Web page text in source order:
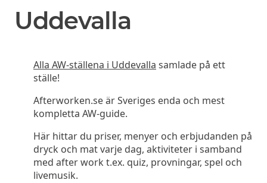
Uddevalla
Alla AW-ställena i Uddevalla samlade på ett
ställe!
Afterworken.se är Sveriges enda och mest
kompletta AW-guide.
Här hittar du priser, menyer och erbjudanden på
dryck och mat varje dag, aktiviteter i samband
med after work t.ex. quiz, provningar, spel och
livemusik.